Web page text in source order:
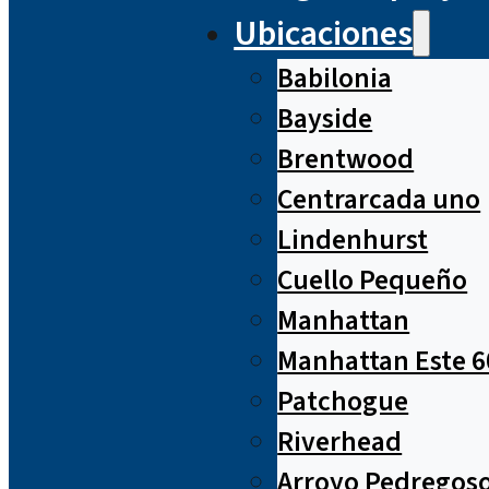
Ubicaciones
Babilonia
Bayside
Brentwood
Centrarcada uno
Lindenhurst
Cuello Pequeño
Manhattan
Manhattan Este
Patchogue
Riverhead